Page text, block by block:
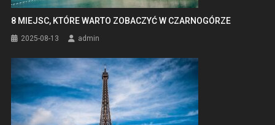
8 MIEJSC, KTÓRE WARTO ZOBACZYĆ W CZARNOGÓRZE
2025-08-13 admin